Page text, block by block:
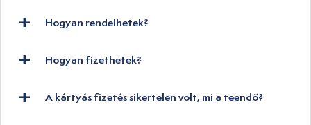
Hogyan rendelhetek?
Hogyan fizethetek?
A kártyás fizetés sikertelen volt, mi a teendő?